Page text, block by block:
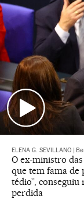
ELENA G. SEVILLANO
O ex-ministro
que tem fama de
tédio”,
perdida